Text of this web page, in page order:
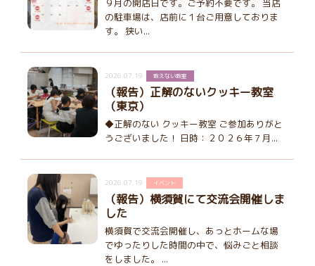
９月の開店日です。ご予約不要です。 当店
の駐車場は、店前に１台ご用意しておりま
す。 狭い...
2026.07.19 教えない教室
（報告）正解のないクッキー教室
（東京）
◆正解のない クッキー教室 ご参加ありがと
うございました！ 日時：２０２６年７月...
2026.07.19 イベント
（報告）横須賀にて交流会開催しま
した
横須賀で交流会開催し、あっとホームな場
でゆったりした時間の中で、悩みごと相談
をしました。 ...